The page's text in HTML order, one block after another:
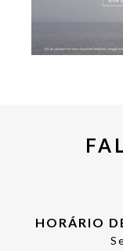
HORÁRIO